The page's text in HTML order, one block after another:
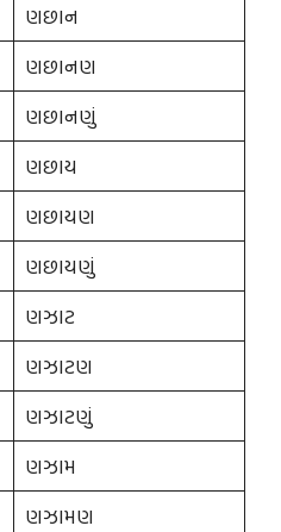
ણછાન
ણછાનણ
ણછાનણું
ણછાય
ણછાયણ
ણછાયણું
ણઝાટ
ણઝાટણ
ણઝાટણું
ણઝામ
ણઝામણ